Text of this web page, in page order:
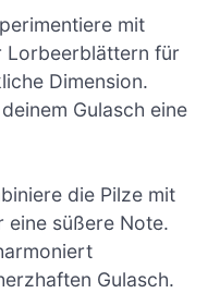
mit
Lorbeerblättern für
Dimension.
Gulasch eine
die Pilze mit
eine süßere Note.
Gulasch.